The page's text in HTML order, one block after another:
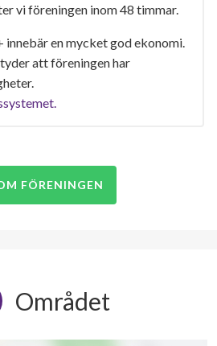
vi föreningen inom 48 timmar.
en mycket god ekonomi.
att föreningen har
FÖRENINGEN
Området